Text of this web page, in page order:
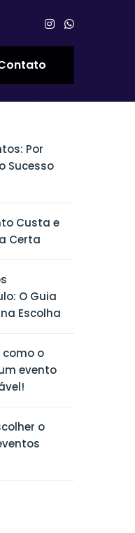
Por
Sucesso
Custa e
Certa
O Guia
Escolha
o
evento
o